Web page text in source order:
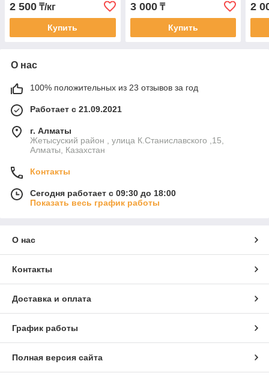
2 500 ₸/кг
Купить
3 000₸
Купить
2
О нас
100% положительных из 23 отзывов за год
Работает с 21.09.2021
г. Алматы
Жетысуский район , улица К.Станиславского ,15,
Алматы, Казахстан
Контакты
Сегодня работает с 09:30 до 18:00
Показать весь график работы
О нас
Контакты
Доставка и оплата
График работы
Полная версия сайта